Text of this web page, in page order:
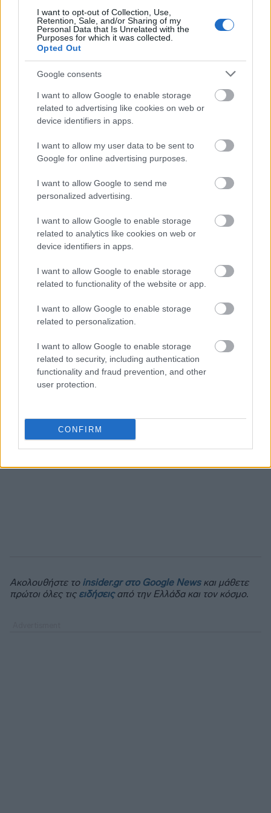
I want to opt-out of Collection, Use,
Retention, Sale, and/or Sharing of my
Personal Data that Is Unrelated with the
Purposes for which it was collected.
Opted Out
Google consents
I want to allow Google to enable storage
related to advertising like cookies on web or
device identifiers in apps.
I want to allow my user data to be sent to
Google for online advertising purposes.
I want to allow Google to send me
personalized advertising.
I want to allow Google to enable storage
related to analytics like cookies on web or
device identifiers in apps.
I want to allow Google to enable storage
related to functionality of the website or app.
I want to allow Google to enable storage
related to personalization.
I want to allow Google to enable storage
related to security, including authentication
functionality and fraud prevention, and other
user protection.
CONFIRM
«Ποσά που καταβάλλονται σύμφωνα με την περ.
ιβ) της παρ. 6 του άρθρου 34 του ν. 3699/2008
(Β΄199/2008), κατόπιν έκδοσης της σχετικής
κοινής υπουργικής απόφασης, είναι ανεκχώρητα,
ακατάσχετα στα χέρια του Δημοσίου ή τρίτων
κατά παρέκκλιση κάθε ειδικής ή γενικής διάταξης,
δεν δεσμεύονται και δεν συμψηφίζονται με
βεβαιωμένες οφειλές προς το Δημόσιο, τους
βαθμού και τα πάσης φύσεως
χρηματοπιστωτικά ιδρύματα».
Ακολουθήστε το insider.gr στο Google Newsκαι μάθετε
πρώτοι όλες τις ειδήσειςαπό την Ελλάδα και τον κόσμο.